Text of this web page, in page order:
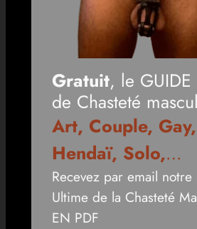
Gratuit, le GUIDE
de Chasteté
Art, Couple, Gay,
Hendaï, Solo,…
Recevez par email
Ultime de la Chasteté
EN PDF